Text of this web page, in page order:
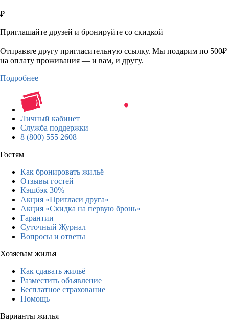
₽
Приглашайте друзей и бронируйте со скидкой
Отправьте другу пригласительную ссылку. Мы подарим по 500₽
на оплату проживания — и вам, и другу.
Подробнее
Личный кабинет
Служба поддержки
8 (800) 555 2608
Гостям
Как бронировать жильё
Отзывы гостей
Кэшбэк 30%
Акция «Пригласи друга»
Акция «Скидка на первую бронь»
Гарантии
Суточный Журнал
Вопросы и ответы
Хозяевам жилья
Как сдавать жильё
Разместить объявление
Бесплатное страхование
Помощь
Варианты жилья